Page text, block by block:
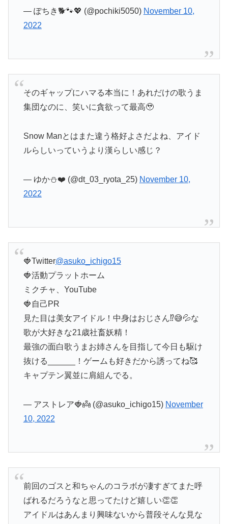
— ぽちき🐕🐾💖 (@pochiki5050) November 10,
2022
そのギャップにハマる本当に！あれだけの歌うま
集団なのに、笑いに貪欲って最高🥹
Snow Manとはまた違う格好よさだよね、アイド
ルらしいっていうより漢らしい感じ？
— ゆか⛄️❤️ (@dt_03_ryota_25) November 10,
2022
🍓Twitter@asuko_ichigo15
🍓活動プラットホーム
ミクチャ、YouTube
🍓自己PR
見た目は美女アイドル！中身はおじさん⁉️😅💦な
歌が大好きな21歳社畜妖精！
最強の面白歌うまお姉さんを目指して今日も駆け
抜ける______！ゲームも好きだから誘ってね🥰
キャプテン翼並に肩組んでる。
— アストレア🍓👼 (@asuko_ichigo15) November
10, 2022
前回のゴスと和ちゃんのコラボが凄すぎてまた呼
ばれるだろうなと思ってたけど嬉しい👏👏
アイドルはあんまり興味ないから普段そんな見な